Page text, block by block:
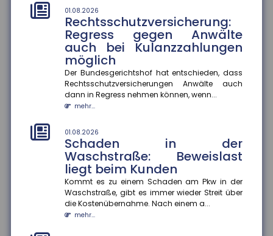
01.08.2026
Rechtsschutzversicherung:
Regress gegen Anwälte
auch bei Kulanzzahlungen
möglich
Der Bundesgerichtshof hat entschieden, dass
Rechtsschutzversicherungen Anwälte auch
dann in Regress nehmen können, wenn...
mehr...
01.08.2026
Schaden in der
Waschstraße: Beweislast
liegt beim Kunden
Kommt es zu einem Schaden am Pkw in der
Waschstraße, gibt es immer wieder Streit über
die Kostenübernahme. Nach einem a...
mehr...
deutsche Versicherungswir...
mehr...
28.07.2026
Flugzeitenänderung:
Mängelansprüche bei
Pauschalreisen
Eine Flugzeitenänderung kann einen Reisemangel
darstellen und zu Mängelansprüchen führen. Das
mehr...
28.07.2026
Fehlvorstellungen über KI: Risiko
für Bildungsungleichheit
Jugendliche korrigieren Fehlvorstellungen über
generative KI nur selten selbst ? das könnte
bestehende Bildungsungleichh...